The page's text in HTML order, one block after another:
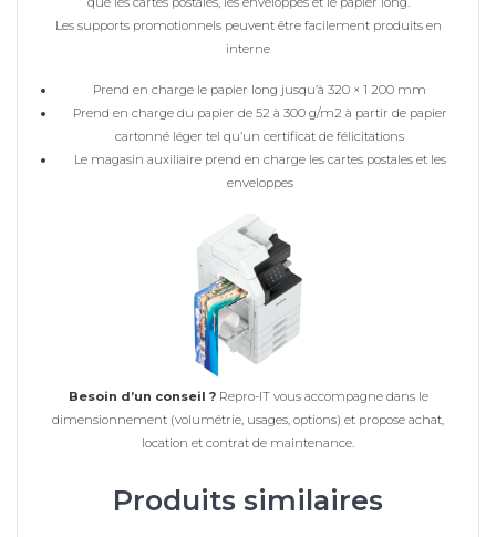
Les supports promotionnels peuvent être facilement produits en
interne
Prend en charge le papier long jusqu’à 320 × 1 200 mm
Prend en charge du papier de 52 à 300 g/m2 à partir de papier
cartonné léger tel qu’un certificat de félicitations
Le magasin auxiliaire prend en charge les cartes postales et les
enveloppes
Besoin d’un conseil ?Repro-IT vous accompagne dans le
dimensionnement (volumétrie, usages, options) et propose achat,
location et contrat de maintenance.
Produits similaires